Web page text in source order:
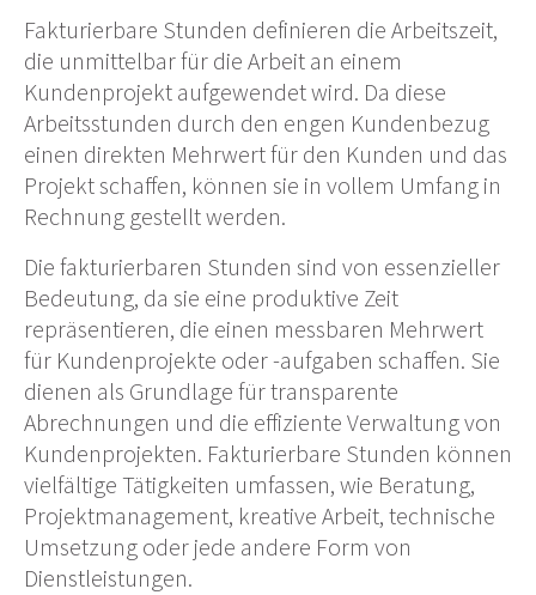
Fakturierbare Stunden definieren die Arbeitszeit,
die unmittelbar für die Arbeit an einem
Kundenprojekt aufgewendet wird. Da diese
Arbeitsstunden durch den engen Kundenbezug
einen direkten Mehrwert für den Kunden und das
Projekt schaffen, können sie in vollem Umfang in
Rechnung gestellt werden.
Die fakturierbaren Stunden sind von essenzieller
Bedeutung, da sie eine produktive Zeit
repräsentieren, die einen messbaren Mehrwert
für Kundenprojekte oder -aufgaben schaffen. Sie
dienen als Grundlage für transparente
Abrechnungen und die effiziente Verwaltung von
Kundenprojekten. Fakturierbare Stunden können
vielfältige Tätigkeiten umfassen, wie Beratung,
Projektmanagement, kreative Arbeit, technische
Umsetzung oder jede andere Form von
Dienstleistungen.